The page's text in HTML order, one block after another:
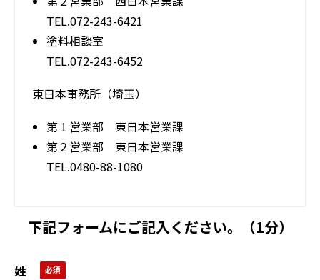
TEL.072-243-6421
塗料相談室
TEL.072-243-6452
東日本事務所（埼玉）
第１営業部 東日本営業課
第２営業部 東日本営業課
TEL.0480-88-1080
下記フォームにご記入ください。（1分）
姓